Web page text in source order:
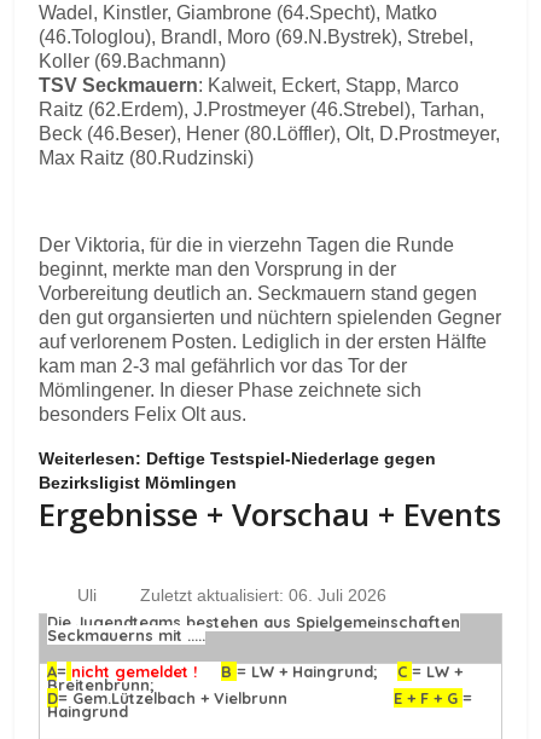
Wadel, Kinstler, Giambrone (64.Specht), Matko
(46.Tologlou), Brandl, Moro (69.N.Bystrek), Strebel,
Koller (69.Bachmann)
TSV Seckmauern: Kalweit, Eckert, Stapp, Marco
Raitz (62.Erdem), J.Prostmeyer (46.Strebel), Tarhan,
Beck (46.Beser), Hener (80.Löffler), Olt, D.Prostmeyer,
Max Raitz (80.Rudzinski)
Der Viktoria, für die in vierzehn Tagen die Runde
beginnt, merkte man den Vorsprung in der
Vorbereitung deutlich an. Seckmauern stand gegen
den gut organsierten und nüchtern spielenden Gegner
auf verlorenem Posten. Lediglich in der ersten Hälfte
kam man 2-3 mal gefährlich vor das Tor der
Mömlingener. In dieser Phase zeichnete sich
besonders Felix Olt aus.
Weiterlesen: Deftige Testspiel-Niederlage gegen
Bezirksligist Mömlingen
Ergebnisse + Vorschau + Events
Uli
Zuletzt aktualisiert: 06. Juli 2026
Die Jugendteams bestehen aus Spielgemeinschaften
Seckmauerns mit .....
A= nicht gemeldet ! B = LW + Haingrund;C = LW +
Breitenbrunn;
D= Gem.Lützelbach + Vielbrunn E + F + G =
Haingrund